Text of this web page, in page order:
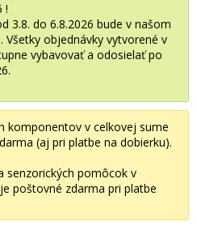
!
3.8. do 6.8.2026 bude v našom
Všetky objednávky vytvorené v
vybavovať a odosielať po
komponentov v celkovej sume
(aj pri platbe na dobierku).
senzorických pomôcok v
poštovné zdarma pri platbe